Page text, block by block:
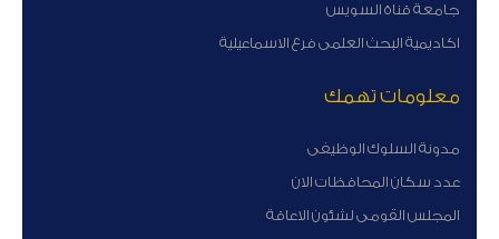
جامعة قناة السويس
اكاديمية البحث العلمى فرع الاسماعيلية
معلومات تهمك
مدونة السلوك الوظيفى
عدد سكان المحافظات الان
المجلس القومى لشئون الاعاقة